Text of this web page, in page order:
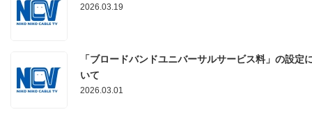
2026.03.19
「ブロードバンドユニバーサルサービス料」の設定
いて
2026.03.01